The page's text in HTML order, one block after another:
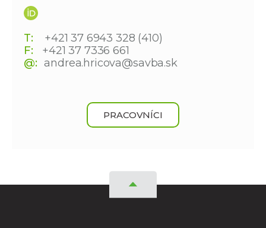
T:
+421 37 6943 328 (410)
F:
+421 37 7336 661
@: andrea.hricova@savba.sk
PRACOVNÍCI